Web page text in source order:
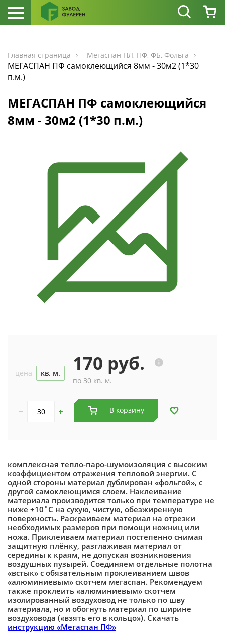
Главная страница Мегаспан ПЛ, ПФ, ФБ, Фольга
МЕГАСПАН ПФ самоклеющийся 8мм - 30м2 (1*30
п.м.)
МЕГАСПАН ПФ самоклеющийся
8мм - 30м2 (1*30 п.м.)
цена кв. м. 170 руб.
по 30 кв. м.
В корзину
комплексная тепло-паро-шумоизоляция с высоким
коэффициентом отражения тепловой энергии. С
одной стороны материал дублирован «фольгой», с
другой самоклеющимся слоем. Наклеивание
материала производится только при температуре не
ниже +10˚С на сухую, чистую, обезжиренную
поверхность. Раскраиваем материал на отрезки
необходимых размеров при помощи ножниц или
ножа. Приклеиваем материал постепенно снимая
защитную плёнку, разглаживая материал от
середины к краям, не допуская возникновения
воздушных пузырей. Соединяем отдельные полотна
«встык» с обязательным проклеиванием швов
«алюминиевым» скотчем мегаспан. Рекомендуем
также проклеить «алюминиевым» скотчем
изолированный воздуховод не только по шву
материала, но и обогнуть материал по ширине
воздуховода («взять его в кольцо»). Скачать
инструкцию «Мегаспан ПФ»